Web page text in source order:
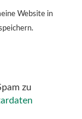
Website in
zu